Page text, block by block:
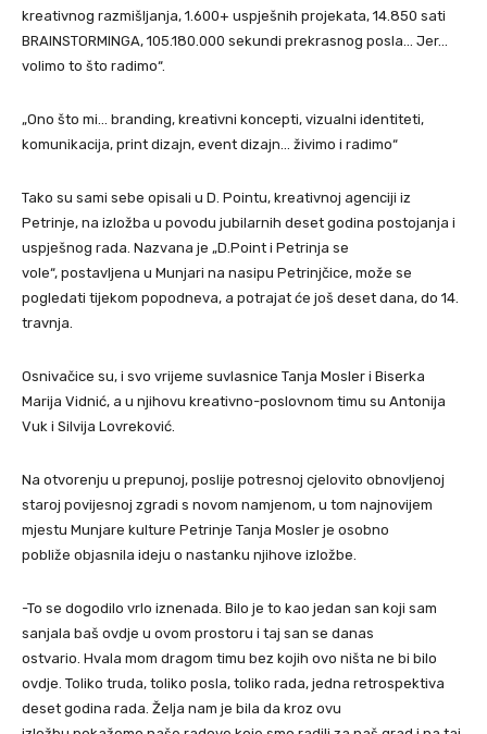
kreativnog razmišljanja, 1.600+ uspješnih projekata, 14.850 sati
BRAINSTORMINGA, 105.180.000 sekundi prekrasnog posla… Jer…
volimo to što radimo“.
„Ono što mi… branding, kreativni koncepti, vizualni identiteti,
komunikacija, print dizajn, event dizajn… živimo i radimo“
Tako su sami sebe opisali u D. Pointu, kreativnoj agenciji iz
Petrinje, na izložba u povodu jubilarnih deset godina postojanja i
uspješnog rada. Nazvana je „D.Point i Petrinja se
vole“, postavljena u Munjari na nasipu Petrinjčice, može se
pogledati tijekom popodneva, a potrajat će još deset dana, do 14.
travnja.
Osnivačice su, i svo vrijeme suvlasnice Tanja Mosler i Biserka
Marija Vidnić, a u njihovu kreativno-poslovnom timu su Antonija
Vuk i Silvija Lovreković.
Na otvorenju u prepunoj, poslije potresnoj cjelovito obnovljenoj
staroj povijesnoj zgradi s novom namjenom, u tom najnovijem
mjestu Munjare kulture Petrinje Tanja Mosler je osobno
pobliže objasnila ideju o nastanku njihove izložbe.
-To se dogodilo vrlo iznenada. Bilo je to kao jedan san koji sam
sanjala baš ovdje u ovom prostoru i taj san se danas
ostvario. Hvala mom dragom timu bez kojih ovo ništa ne bi bilo
ovdje. Toliko truda, toliko posla, toliko rada, jedna retrospektiva
deset godina rada. Želja nam je bila da kroz ovu